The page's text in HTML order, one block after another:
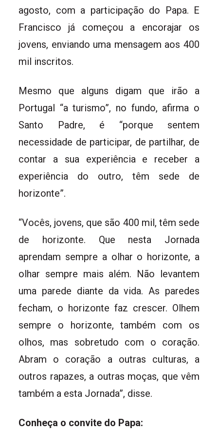
agosto, com a participação do Papa. E
Francisco já começou a encorajar os
jovens, enviando uma mensagem aos 400
mil inscritos.
Mesmo que alguns digam que irão a
Portugal “a turismo”, no fundo, afirma o
Santo Padre, é “porque sentem
necessidade de participar, de partilhar, de
contar a sua experiência e receber a
experiência do outro, têm sede de
horizonte”.
“Vocês, jovens, que são 400 mil, têm sede
de horizonte. Que nesta Jornada
aprendam sempre a olhar o horizonte, a
olhar sempre mais além. Não levantem
uma parede diante da vida. As paredes
fecham, o horizonte faz crescer. Olhem
sempre o horizonte, também com os
olhos, mas sobretudo com o coração.
Abram o coração a outras culturas, a
outros rapazes, a outras moças, que vêm
também a esta Jornada”, disse.
Conheça o convite do Papa: